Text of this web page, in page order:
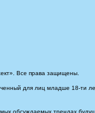
Все права защищены.
для лиц младше 18-ти
обсуждаемых трендах